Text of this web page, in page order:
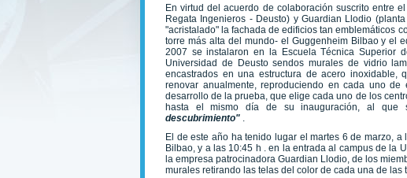
En virtud del acuerdo de colaboración suscrito entre
Regata Ingenieros - Deusto) y Guardian Llodio
"acristalado" la fachada de edificios tan emblemáticos
torre más alta del mundo- el Guggenheim Bilbao y el
2007 se instalaron en la Escuela Técnica Superior
Universidad de Deusto sendos murales de vidrio
encastrados en una estructura de acero inoxidable,
renovar anualmente, reproduciendo en cada uno de
desarrollo de la prueba, que elige cada uno de los
hasta el mismo día de su inauguración, al
descubrimiento" .
El de este año ha tenido lugar el martes 6 de marzo,
Bilbao, y a las 10:45 h . en la entrada al campus de la
la empresa patrocinadora Guardian Llodio, de los
murales retirando las telas del color de cada una de